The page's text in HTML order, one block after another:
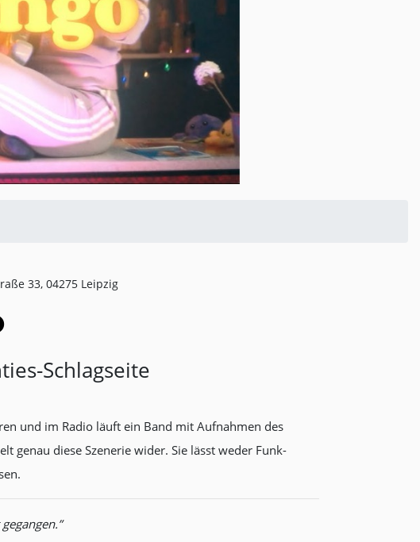
33, 04275 Leipzig
Schlagseite
und im Radio läuft ein Band mit Aufnahmen des
genau diese Szenerie wider. Sie lässt weder Funk-